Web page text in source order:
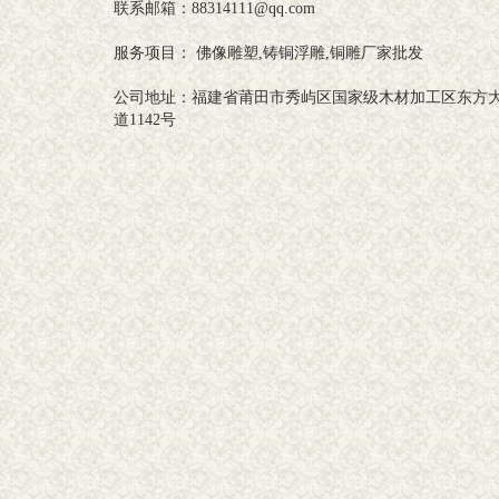
联系邮箱：88314111@qq.com
服务项目： 佛像雕塑,铸铜浮雕,铜雕厂家批发
公司地址：福建省莆田市秀屿区国家级木材加工区东方
道1142号